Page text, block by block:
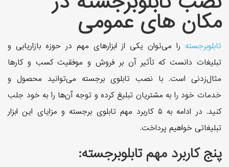
مکان های عمومی
تابلوبرجسته را می‌توان یکی از ابزار‌های مهم در حوزه بازاریابی و
تبلیغات دانست که تأثیر آن بر فروش و موفقیت کسب و کار‌ها
مثال‌زدنی است. با نصب تابلوی برجسته می‌توانید محصول و
خدمات خود را به مشتریان تبلیغ کرده و توجه آن‌ها را به خود جلب
کنید. در ادامه به ۵ کاربرد مهم تابلوی برجسته و مزایای این ابزار
تبلیغاتی خواهیم پرداخت.
پنج کاربرد مهم تابلوبرجسته: